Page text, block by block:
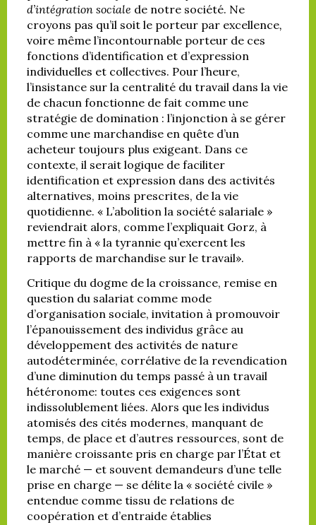
d’intégration sociale de notre société. Ne
croyons pas qu’il soit le porteur par excellence,
voire même l’incontournable porteur de ces
fonctions d’identification et d’expression
individuelles et collectives. Pour l’heure,
l’insistance sur la centralité du travail dans la vie
de chacun fonctionne de fait comme une
stratégie de domination : l’injonction à se gérer
comme une marchandise en quête d’un
acheteur toujours plus exigeant. Dans ce
contexte, il serait logique de faciliter
identification et expression dans des activités
alternatives, moins prescrites, de la vie
quotidienne. « L’abolition la société salariale »
reviendrait alors, comme l’expliquait Gorz, à
mettre fin à « la tyrannie qu’exercent les
rapports de marchandise sur le travail».
Critique du dogme de la croissance, remise en
question du salariat comme mode
d’organisation sociale, invitation à promouvoir
l’épanouissement des individus grâce au
développement des activités de nature
autodéterminée, corrélative de la revendication
d’une diminution du temps passé à un travail
hétéronome: toutes ces exigences sont
indissolublement liées. Alors que les individus
atomisés des cités modernes, manquant de
temps, de place et d’autres ressources, sont de
manière croissante pris en charge par l’État et
le marché — et souvent demandeurs d’une telle
prise en charge — se délite la « société civile »
entendue comme tissu de relations de
coopération et d’entraide établies